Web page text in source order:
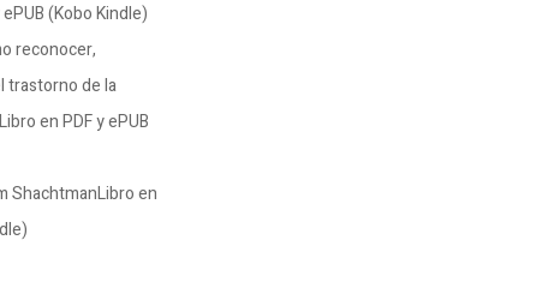
(Kobo Kindle)
reconocer,
trastorno de la
en PDF y ePUB
ShachtmanLibro en